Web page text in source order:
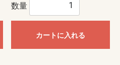
数量
カートに入れる